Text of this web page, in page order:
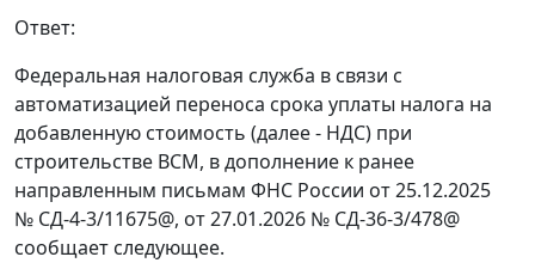
Ответ:
Федеральная налоговая служба в связи с
автоматизацией переноса срока уплаты налога на
добавленную стоимость (далее - НДС) при
строительстве ВСМ, в дополнение к ранее
направленным письмам ФНС России от 25.12.2025
№ СД-4-3/11675@, от 27.01.2026 № СД-36-3/478@
сообщает следующее.